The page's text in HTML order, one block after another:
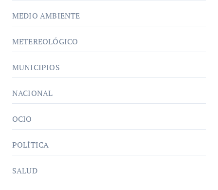
MEDIO AMBIENTE
METEREOLÓGICO
MUNICIPIOS
NACIONAL
OCIO
POLÍTICA
SALUD